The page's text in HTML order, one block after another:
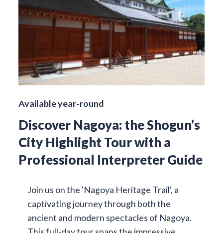
Available year-round
Discover Nagoya: the Shogun’s
City Highlight Tour with a
Professional Interpreter Guide
Join us on the 'Nagoya Heritage Trail', a
captivating journey through both the
ancient and modern spectacles of Nagoya.